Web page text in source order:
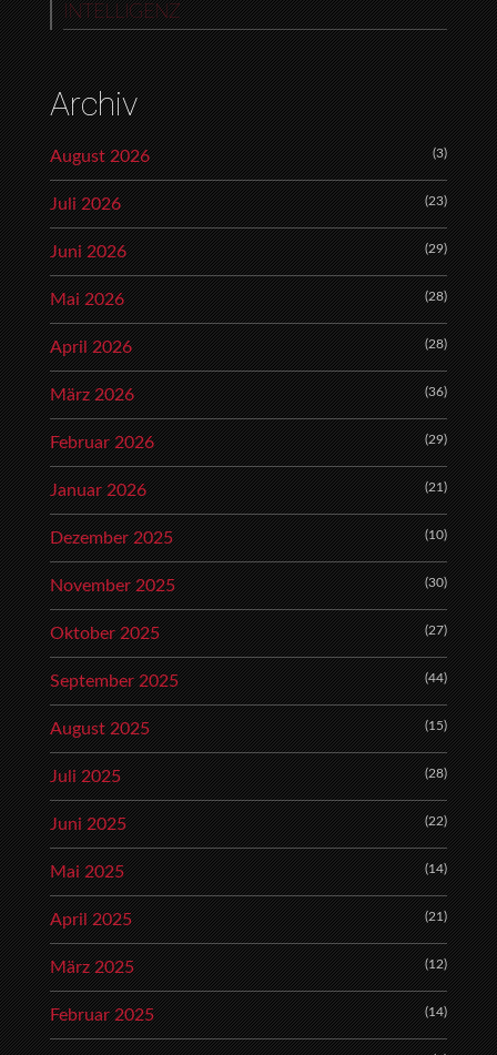
INTELLIGENZ
Archiv
August 2026 (3)
Juli 2026 (23)
Juni 2026 (29)
Mai 2026 (28)
April 2026 (28)
März 2026 (36)
Februar 2026 (29)
Januar 2026 (21)
Dezember 2025 (10)
November 2025 (30)
Oktober 2025 (27)
September 2025 (44)
August 2025 (15)
Juli 2025 (28)
Juni 2025 (22)
Mai 2025 (14)
April 2025 (21)
März 2025 (12)
Februar 2025 (14)